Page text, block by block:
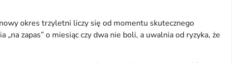
okres trzyletni liczy się od momentu skutecznego
zapas” o miesiąc czy dwa nie boli, a uwalnia od ryzyka, że